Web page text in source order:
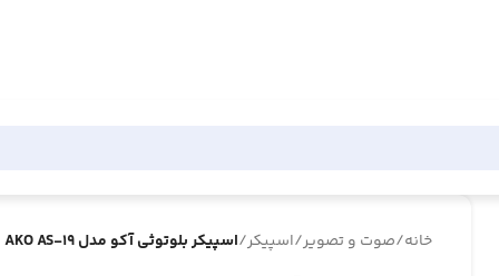
خانه/صوت و تصویر/اسپیکر/اسپیکر بلوتوثی آکو مدل AKO AS-19